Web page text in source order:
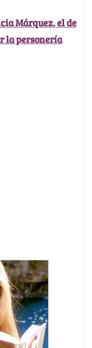
Márquez, el de
la personería